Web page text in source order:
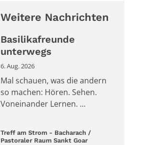
Weitere Nachrichten
Basilikafreunde
unterwegs
6. Aug. 2026
Mal schauen, was die andern
so machen: Hören. Sehen.
Voneinander Lernen. ...
Treff am Strom - Bacharach /
Pastoraler Raum Sankt Goar: